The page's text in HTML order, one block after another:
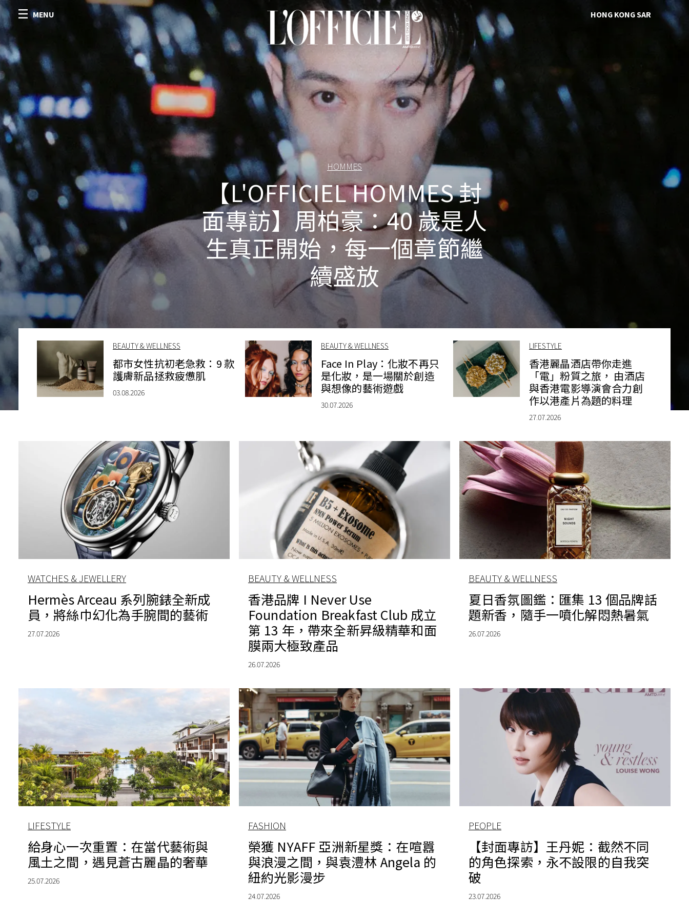
MENU HONG KONG SAR
HOMMES
【L'OFFICIEL HOMMES 封
面專訪】周柏豪：40 歲是人
生真正開始，每一個章節繼
續盛放
BEAUTY & WELLNESS
都市女性抗初老急救：9 款
護膚新品拯救疲憊肌
03.08.2026
BEAUTY & WELLNESS
Face In Play：化妝不再只
是化妝，是一場關於創造
與想像的藝術遊戲
30.07.2026
LIFESTYLE
香港麗晶酒店帶你走進
「電」粉質之旅， 由酒店
與香港電影導演會合力創
作以港產片為題的料理
27.07.2026
WATCHES & JEWELLERY
Hermès Arceau 系列腕錶全新成
員，將絲巾幻化為手腕間的藝術
27.07.2026
BEAUTY & WELLNESS
香港品牌 I Never Use
Foundation Breakfast Club 成立
第 13 年，帶來全新昇級精華和面
膜兩大極致產品
26.07.2026
BEAUTY & WELLNESS
夏日香氛圖鑑：匯集 13 個品牌話
題新香，隨手一噴化解悶熱暑氣
26.07.2026
LIFESTYLE
給身心一次重置：在當代藝術與
風土之間，遇見蒼古麗晶的奢華
25.07.2026
FASHION
榮獲 NYAFF 亞洲新星獎：在喧囂
與浪漫之間，與袁澧林 Angela 的
紐約光影漫步
24.07.2026
PEOPLE
【封面專訪】王丹妮：截然不同
的角色探索，永不設限的自我突
破
23.07.2026